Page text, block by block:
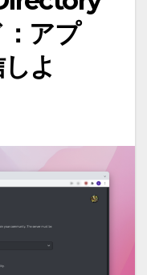
アプ
よ